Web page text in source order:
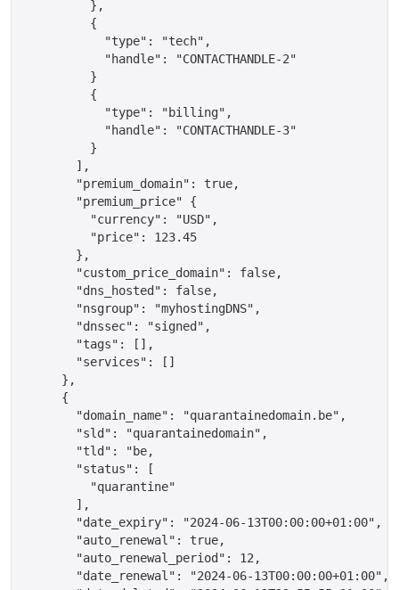
       ],
       "premium_domain": true,
       "premium_price" {
         "currency": "USD",
         "price": 123.45
       },
       "custom_price_domain": false,
       "dns_hosted": false,
       "nsgroup": "myhostingDNS",
       "dnssec": "signed",
       "tags": [],
       "services": []
     },
     {
       "domain_name": "quarantainedomain.be",
       "sld": "quarantainedomain",
       "tld": "be,
       "status": [
         "quarantine"
       ],
       "date_expiry": "2024-06-13T00:00:00+01:00",
       "auto_renewal": true,
       "auto_renewal_period": 12,
       "date_renewal": "2024-06-13T00:00:00+01:00",